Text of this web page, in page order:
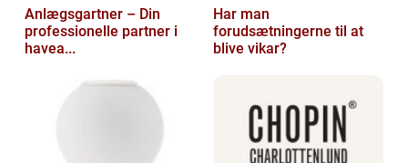
Anlægsgartner – Din
professionelle partner i
havea...
Har man
forudsætningerne til at
blive vikar?